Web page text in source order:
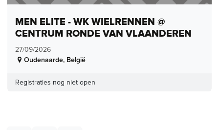
MEN ELITE - WK WIELRENNEN @
CENTRUM RONDE VAN VLAANDEREN
27/09/2026
Oudenaarde, België
Registraties nog niet open